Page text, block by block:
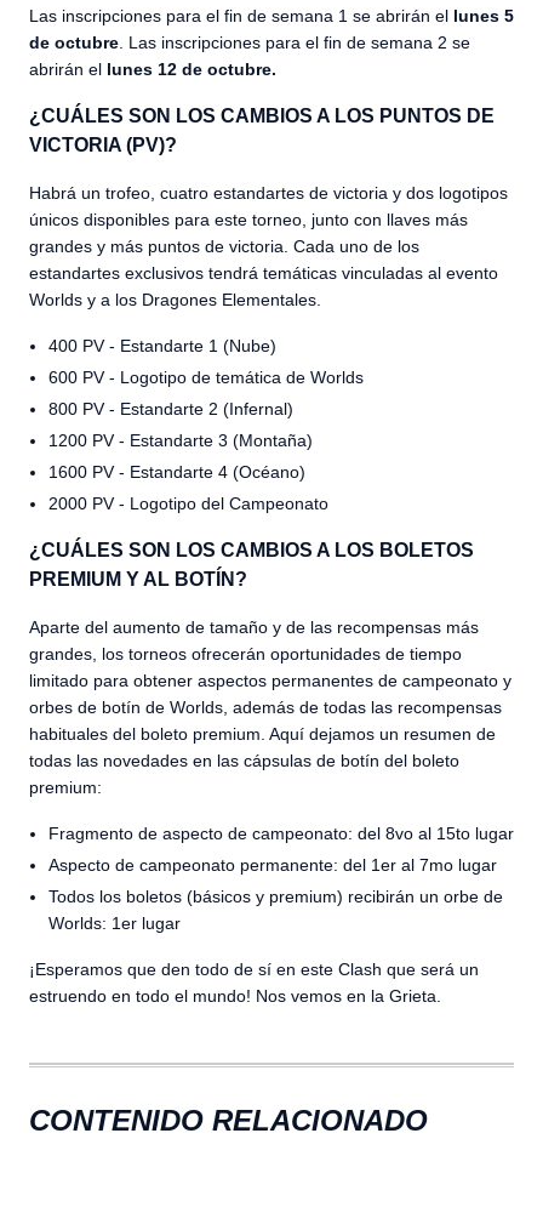
Las inscripciones para el fin de semana 1 se abrirán el lunes 5
de octubre . Las inscripciones para el fin de semana 2 se
abrirán el lunes 12 de octubre.
¿CUÁLES SON LOS CAMBIOS A LOS PUNTOS DE
VICTORIA (PV)?
Habrá un trofeo, cuatro estandartes de victoria y dos logotipos
únicos disponibles para este torneo, junto con llaves más
grandes y más puntos de victoria. Cada uno de los
estandartes exclusivos tendrá temáticas vinculadas al evento
Worlds y a los Dragones Elementales.
400 PV - Estandarte 1 (Nube)
600 PV - Logotipo de temática de Worlds
800 PV - Estandarte 2 (Infernal)
1200 PV - Estandarte 3 (Montaña)
1600 PV - Estandarte 4 (Océano)
2000 PV - Logotipo del Campeonato
¿CUÁLES SON LOS CAMBIOS A LOS BOLETOS
PREMIUM Y AL BOTÍN?
Aparte del aumento de tamaño y de las recompensas más
grandes, los torneos ofrecerán oportunidades de tiempo
limitado para obtener aspectos permanentes de campeonato y
orbes de botín de Worlds, además de todas las recompensas
habituales del boleto premium. Aquí dejamos un resumen de
todas las novedades en las cápsulas de botín del boleto
premium:
Fragmento de aspecto de campeonato: del 8vo al 15to lugar
Aspecto de campeonato permanente: del 1er al 7mo lugar
Todos los boletos (básicos y premium) recibirán un orbe de
Worlds: 1er lugar
¡Esperamos que den todo de sí en este Clash que será un
estruendo en todo el mundo! Nos vemos en la Grieta.
CONTENIDO RELACIONADO